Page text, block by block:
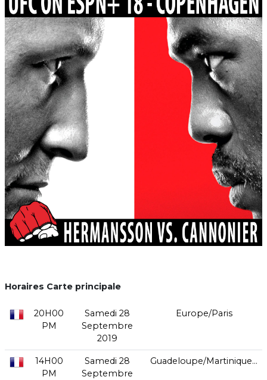
Horaires Carte principale
20H00
PM
Samedi 28
Septembre
2019
Europe/Paris
14H00
PM
Samedi 28
Septembre
Guadeloupe/Martinique...